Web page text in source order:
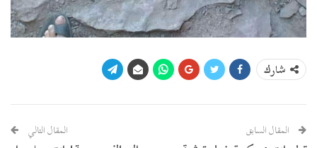
شارك
المقال السابق المقال التالي